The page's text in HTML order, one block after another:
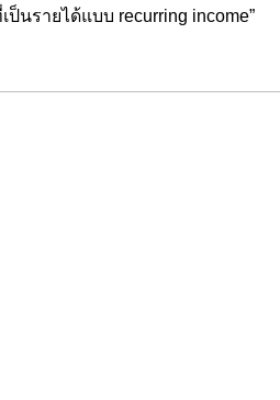
นรายได้แบบ recurring income”